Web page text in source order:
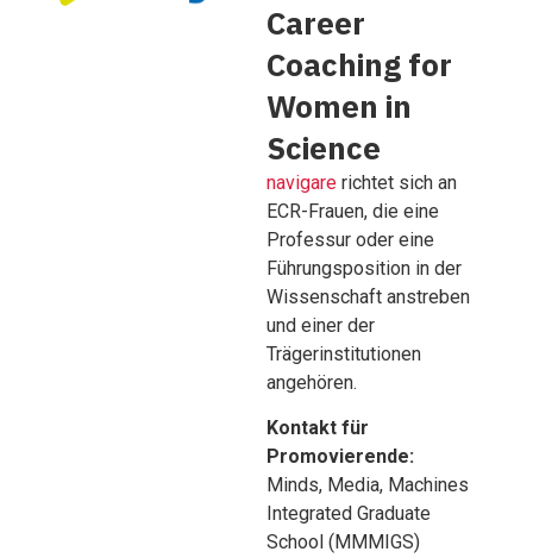
Career
Coaching for
Women in
Science
navigare richtet sich an
ECR-Frauen, die eine
Professur oder eine
Führungsposition in der
Wissenschaft anstreben
und einer der
Trägerinstitutionen
angehören.
Kontakt für
Promovierende:
Minds, Media, Machines
Integrated Graduate
School (MMMIGS)